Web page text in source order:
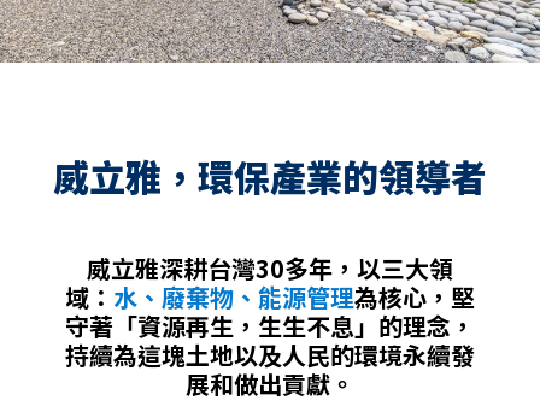
威立雅，環保產業的領導者
威立雅深耕台灣30多年，以三大領
域： 水、廢棄物、能源管理為核心，堅
守著「資源再生，生生不息」的理念，
持續為這塊土地以及人民的環境永續發
展和做出貢獻。